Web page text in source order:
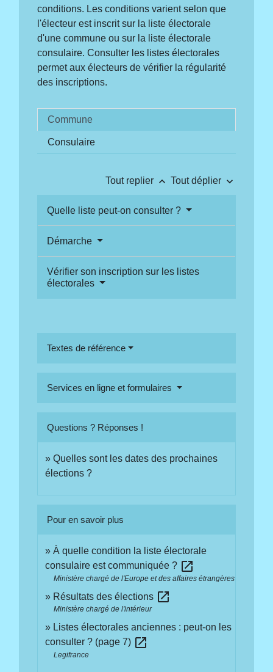
conditions. Les conditions varient selon que
l'électeur est inscrit sur la liste électorale
d'une commune ou sur la liste électorale
consulaire. Consulter les listes électorales
permet aux électeurs de vérifier la régularité
des inscriptions.
Commune
Consulaire
Tout replier keyboard_arrow_up Tout déplier keyboard_arrow_down
Quelle liste peut-on consulter ?
Démarche
Vérifier son inscription sur les listes
électorales
Textes de référence
Services en ligne et formulaires
Questions ? Réponses !
Quelles sont les dates des prochaines
élections ?
Pour en savoir plus
À quelle condition la liste électorale
consulaire est communiquée ? open_in_new
Ministère chargé de l'Europe et des affaires étrangères
Résultats des élections open_in_new
Ministère chargé de l'intérieur
Listes électorales anciennes : peut-on les
consulter ? (page 7) open_in_new
Legifrance